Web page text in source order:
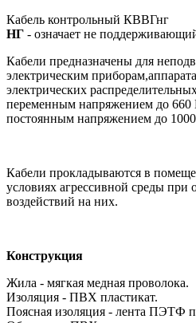
Кабель контрольный КВВГнг
НГ - означает не
Кабели предназначены для
электрическим
электрических
переменным напряжением до 660
постоянным напряжением до
Кабели прокладываются в
условиях агрессивной среды при
воздействий на них.
Конструкция
Жила - мягкая медная проволока.
Изоляция - ПВХ пластикат.
Поясная изоляция - лента ПЭТФ